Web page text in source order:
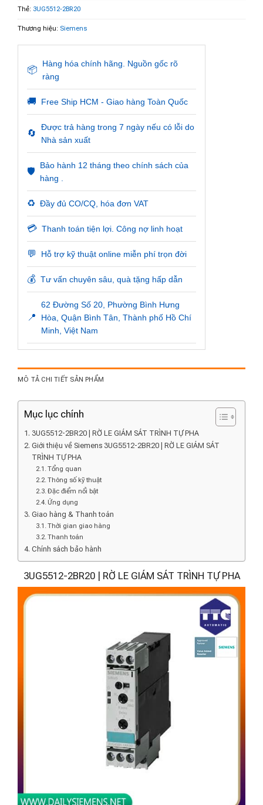
Thẻ: 3UG5512-2BR20
Thương hiệu: Siemens
📦
Hàng hóa chính hãng. Nguồn gốc rõ
ràng
🚚 Free Ship HCM - Giao hàng Toàn Quốc
🔄
Được trả hàng trong 7 ngày nếu có lỗi do
Nhà sản xuất
🛡️
Bảo hành 12 tháng theo chính sách của
hàng .
♻️ Đầy đủ CO/CQ, hóa đơn VAT
💳 Thanh toán tiện lợi. Công nợ linh hoạt
💬 Hỗ trợ kỹ thuật online miễn phí trọn đời
💰 Tư vấn chuyên sâu, quà tặng hấp dẫn
📍
62 Đường Số 20, Phường Bình Hưng
Hòa, Quận Bình Tân, Thành phố Hồ Chí
Minh, Việt Nam
MÔ TẢ CHI TIẾT SẢN PHẨM
Mục lục chính
3UG5512-2BR20 | RỜ LE GIÁM SÁT TRÌNH TỰ PHA
Giới thiệu về Siemens 3UG5512-2BR20 | RỜ LE GIÁM SÁT
TRÌNH TỰ PHA
Tổng quan
Thông số kỹ thuật
Đặc điểm nổi bật
Ứng dụng
Giao hàng & Thanh toán
Thời gian giao hàng
Thanh toán
Chính sách bảo hành
3UG5512-2BR20 | RỜ LE GIÁM SÁT TRÌNH TỰ PHA